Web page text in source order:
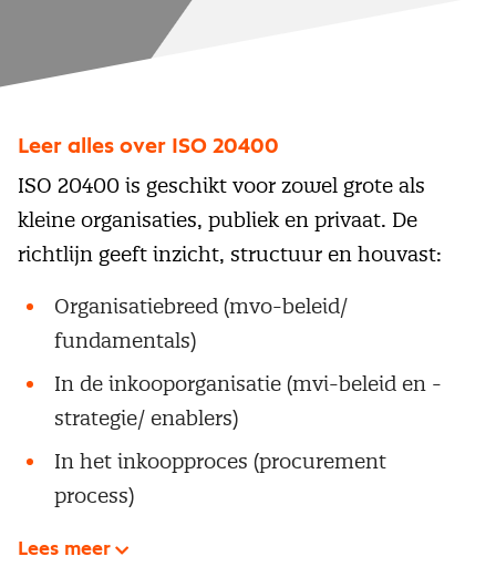
Leer alles over ISO 20400
ISO 20400 is geschikt voor zowel grote als
kleine organisaties, publiek en privaat. De
richtlijn geeft inzicht, structuur en houvast:
Organisatiebreed (mvo-beleid/
fundamentals)
In de inkooporganisatie (mvi-beleid en -
strategie/ enablers)
In het inkoopproces (procurement
process)
Lees meer